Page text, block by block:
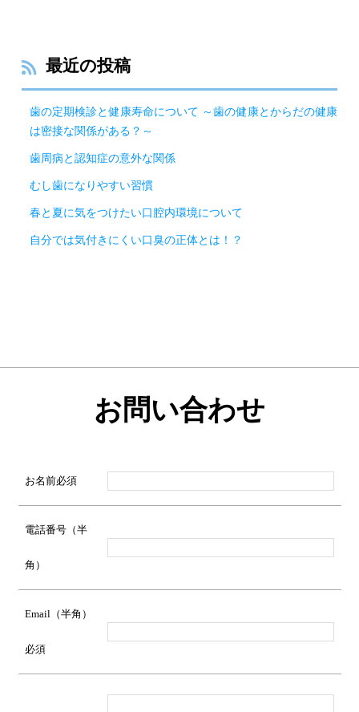
最近の投稿
歯の定期検診と健康寿命について ～歯の健康とからだの健康
は密接な関係がある？～
歯周病と認知症の意外な関係
むし歯になりやすい習慣
春と夏に気をつけたい口腔内環境について
自分では気付きにくい口臭の正体とは！？
お問い合わせ
お名前必須
電話番号（半
角）
Email（半角）
必須